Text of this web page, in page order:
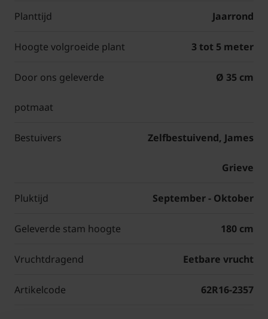
Planttijd Jaarrond
Hoogte volgroeide plant 3 tot 5 meter
Door ons geleverde
potmaat
Ø 35 cm
Bestuivers Zelfbestuivend, James
Grieve
Pluktijd September - Oktober
Geleverde stam hoogte 180 cm
Vruchtdragend Eetbare vrucht
Artikelcode 62R16-2357